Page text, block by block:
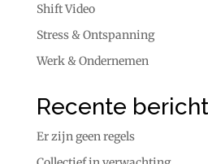
Shift Video
Stress & Ontspanning
Werk & Ondernemen
Recente
Er zijn geen regels